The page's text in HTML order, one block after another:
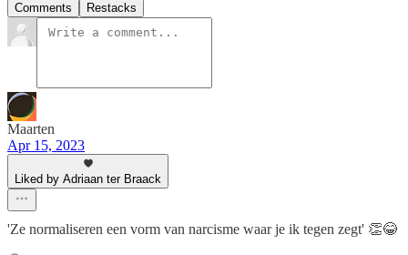
Comments Restacks
Maarten
Apr 15, 2023
Liked by Adriaan ter Braack
'Ze normaliseren een vorm van narcisme waar je ik tegen zegt' 👏😂